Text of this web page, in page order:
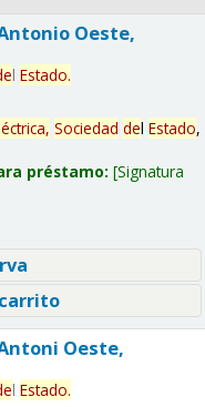
Oeste,
l Estado.
Sociedad del Estado,
préstamo: Signatura
Oeste,
l Estado.